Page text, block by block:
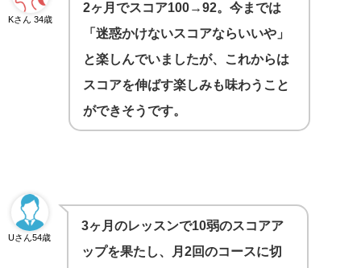
Kさん 34歳
2ヶ月でスコア100→92。今までは
「迷惑かけないスコアならいいや」
と楽しんでいましたが、これからは
スコアを伸ばす楽しみも味わうこと
ができそうです。
Uさん54歳
3ヶ月のレッスンで10弱のスコアア
ップを果たし、月2回のコースに切